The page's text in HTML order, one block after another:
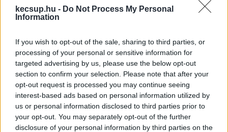
kecsup.hu - Do Not Process My Personal
Information
If you wish to opt-out of the sale, sharing to third parties, or
processing of your personal or sensitive information for
targeted advertising by us, please use the below opt-out
section to confirm your selection. Please note that after your
opt-out request is processed you may continue seeing
interest-based ads based on personal information utilized by
us or personal information disclosed to third parties prior to
your opt-out. You may separately opt-out of the further
disclosure of your personal information by third parties on the
Fotók: Benex Motorsport -